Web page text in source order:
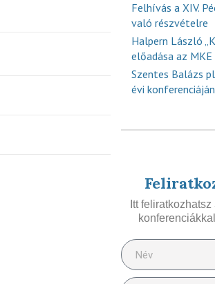
Felhívás a XIV.
való részvételre
Halpern László
előadása az
Szentes Balázs
évi konferenciáján
Itt